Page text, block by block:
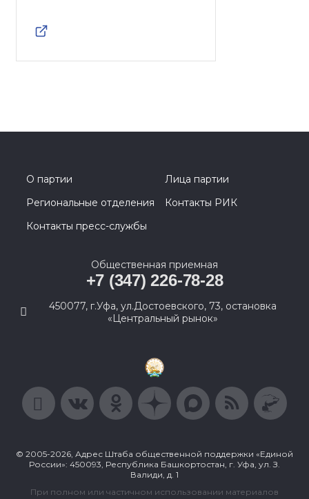
О партии
Лица партии
Региональные отделения
Контакты РИК
Контакты пресс-службы
Общественная приемная
+7 (347) 226-78-28
450077, г.Уфа, ул.Достоевского, 73, остановка
«Центральный рынок»
© 2005-2026, Адрес Штаба общественной поддержки «Единой
России»: 450093, Республика Башкортостан, г. Уфа, ул. З.
Валиди, д. 1
При полном или частичном использовании материалов